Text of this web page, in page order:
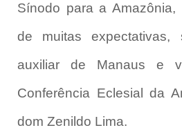
Sínodo para a
de muitas expectativas,
auxiliar de Manaus e
Conferência Eclesial da
dom Zenildo Lima.